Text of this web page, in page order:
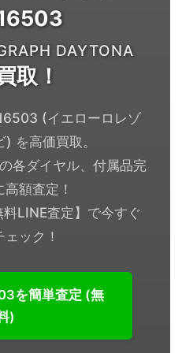
DAYTONA
取！
(イエローロレゾ
を高価買取。
各ダイヤル、付属品完
額査定！
LINE査定】で今すぐ
ック！
を簡単査定 (無
)